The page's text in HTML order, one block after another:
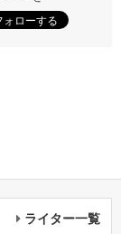
ライター一覧